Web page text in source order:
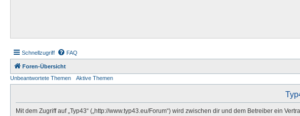
Schnellzugriff FAQ
Foren-Übersicht
Unbeantwortete Themen
Aktive Themen
Mit dem Zugriff auf „Typ43“ („http://www.typ43.eu/Forum“) wird zwischen dir und dem Betreiber ein